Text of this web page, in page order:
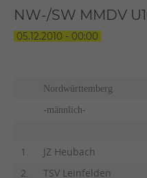
NW-/SW MMDV
05.12.2010 - 00:00
Nordwürttemberg
-männlich-
1. JZ Heubach
2.
TSV Leinfelden